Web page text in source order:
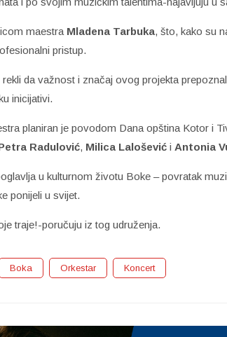
maestra Mladena Tarbuka, što, kako su
pristup.
da važnost i značaj ovog projekta
inicijativi.
planiran je povodom Dana opština Kotor i
Radulović, Milica Lalošević i Antonia
u kulturnom životu Boke – povratak
ponijeli u svijet.
traje!-poručuju iz tog udruženja.
Boka Orkestar Koncert